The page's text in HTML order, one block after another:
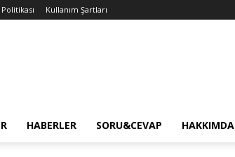
Kullanım Şartları
HABERLER SORU&CEVAP HAKKIMDA